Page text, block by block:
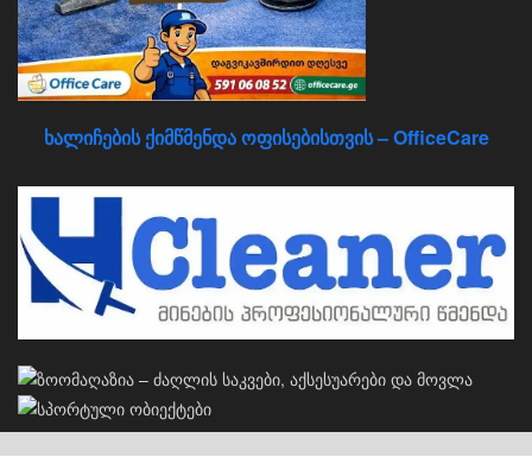
ხალიჩების ქიმწმენდა ოფისებისთვის – OfficeCare